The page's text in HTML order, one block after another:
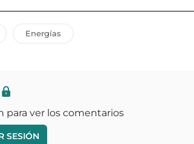
Energías
para ver los comentarios
SESIÓN